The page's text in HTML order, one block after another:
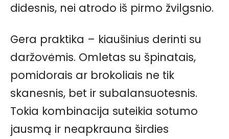
didesnis, nei atrodo iš pirmo žvilgsnio.
Gera praktika – kiaušinius derinti su
daržovėmis. Omletas su špinatais,
pomidorais ar brokoliais ne tik
skanesnis, bet ir subalansuotesnis.
Tokia kombinacija suteikia sotumo
jausmą ir neapkrauna širdies